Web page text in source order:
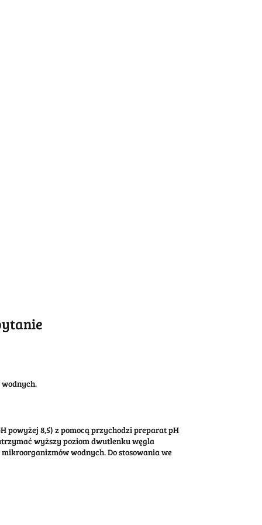
powyżej 8,5) z pomocą przychodzi preparat pH
wyższy poziom dwutlenku węgla
wodnych. Do stosowania we